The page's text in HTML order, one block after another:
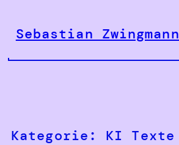
springen
Sebastian Zwingmann
Kategorie: KI Texte